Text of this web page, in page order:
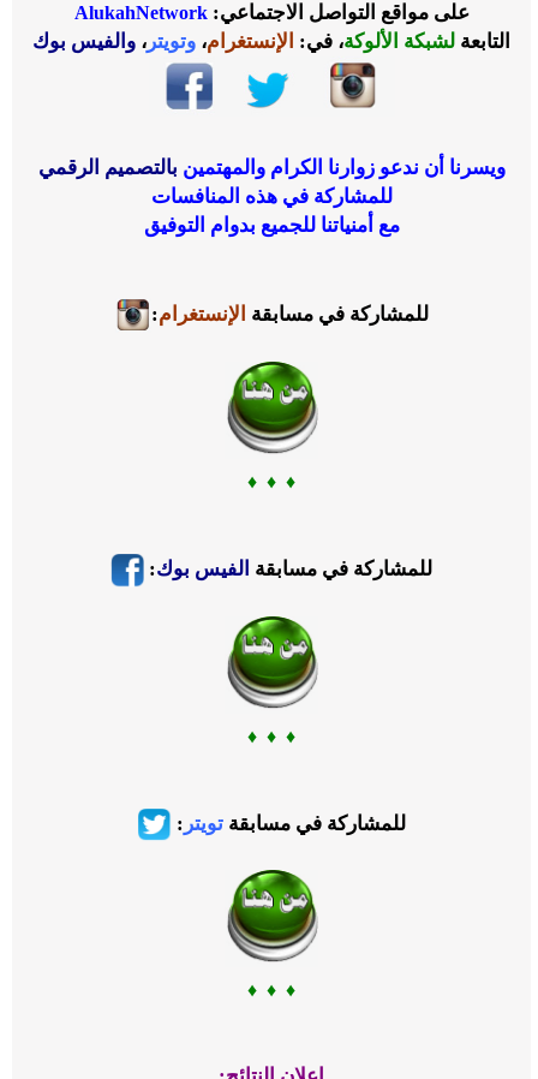
على مواقع التواصل الاجتماعي:AlukahNetwork
التابعة لشبكة الألوكة، في: الإنستغرام، وتويتر ، والفيس بوك
ويسرنا أن ندعو زوارنا الكرام والمهتمين بالتصميم الرقمي
للمشاركة في هذه المنافسات
مع أمنياتنا للجميع بدوام التوفيق
للمشاركة في مسابقة الإنستغرام:
♦ ♦ ♦
للمشاركة في مسابقة الفيس بوك:
♦ ♦ ♦
للمشاركة في مسابقةتويتر :
♦ ♦ ♦